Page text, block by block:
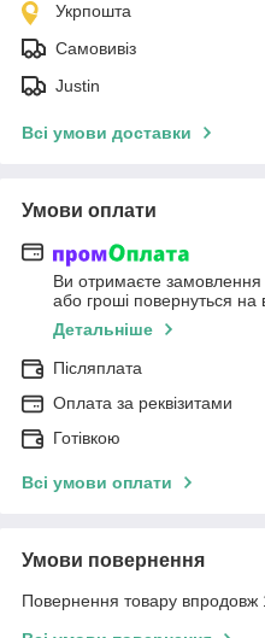
Укрпошта
Самовивіз
Justin
Всі умови доставки
Умови оплати
Ви отримаєте замовлення
або гроші повернуться на
Детальніше
Післяплата
Оплата за реквізитами
Готівкою
Всі умови оплати
Умови повернення
Повернення товару впродовж